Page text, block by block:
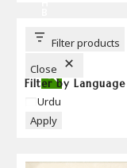
T
T
Filter products
Close
Filter by Language
Language
Urdu
Apply